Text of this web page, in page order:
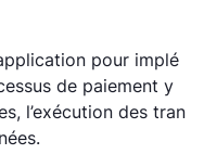
pour implé
de paiement y
l’exécution des tran